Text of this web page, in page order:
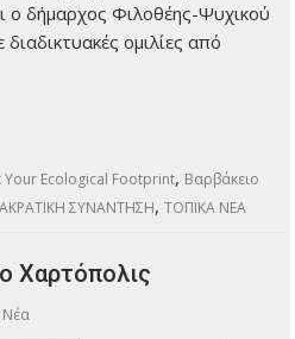
ο δήμαρχος Φιλοθέης-Ψυχικού
ομιλίες από
Your Ecological Footprint, Βαρβάκειο
ΣΥΝΑΝΤΗΣΗ,ΤΟΠΙΚΑ ΝΕΑ
Χαρτόπολις
Νέα